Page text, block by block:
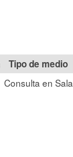
Tipo de medio
Consulta en Sala